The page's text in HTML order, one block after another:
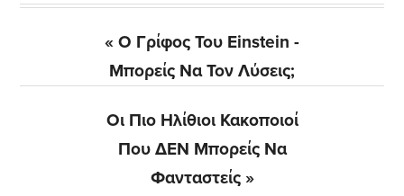
Previous
Post:
« Ο Γρίφος Του Einstein -
Μπορείς Να Τον Λύσεις;
Next
Post:
Οι Πιο Ηλίθιοι Κακοποιοί
Που ΔΕΝ Μπορείς Να
Φανταστείς »